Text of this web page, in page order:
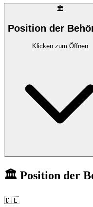
🏛️
Position der
Klicken zum Öffnen
🏛️ Position der
🇩🇪